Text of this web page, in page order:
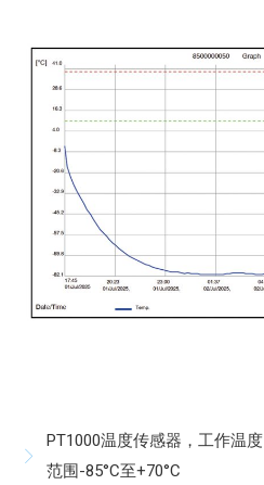
PT1000温度传感器，工作温度
范围-85°C至+70°C